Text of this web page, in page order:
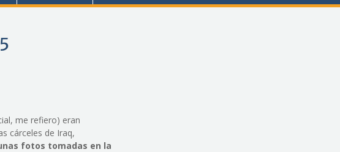
me refiero) eran
cárceles de Iraq,
fotos tomadas en la